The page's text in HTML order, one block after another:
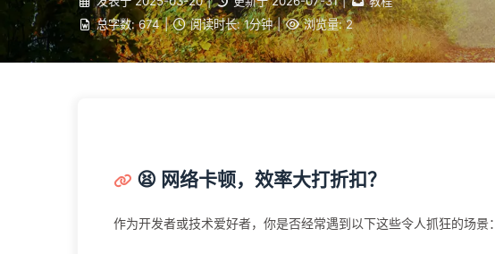
总字数: 674 | 阅读时长: 1分钟 | 浏览量: 2
😫 网络卡顿，效率大打折扣？
作为开发者或技术爱好者，你是否经常遇到以下这些令人抓狂的场景：